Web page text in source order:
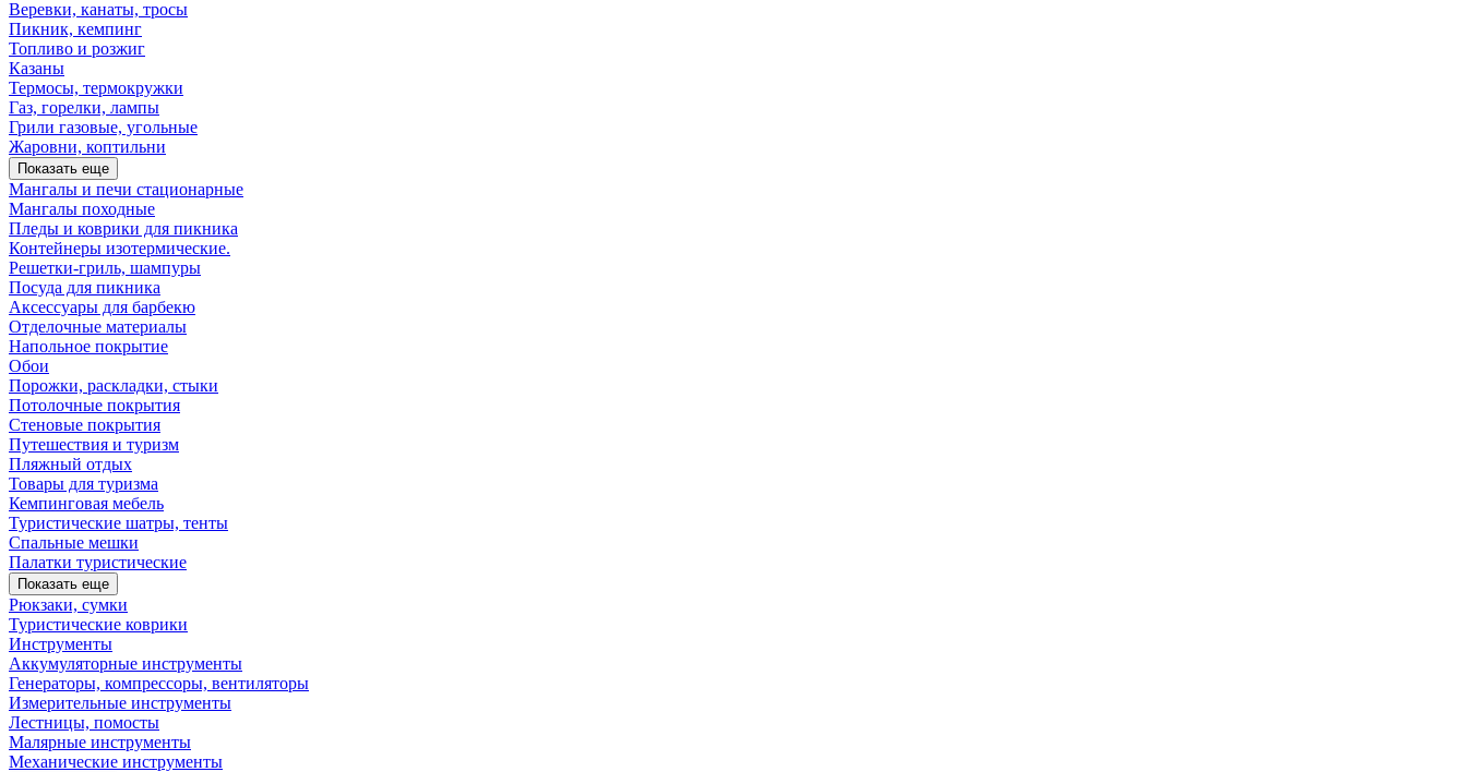
Веревки, канаты, тросы
Пикник, кемпинг
Топливо и розжиг
Казаны
Термосы, термокружки
Газ, горелки, лампы
Грили газовые, угольные
Жаровни, коптильни
Показать еще
Мангалы и печи стационарные
Мангалы походные
Пледы и коврики для пикника
Контейнеры изотермические.
Решетки-гриль, шампуры
Посуда для пикника
Аксессуары для барбекю
Отделочные материалы
Напольное покрытие
Обои
Порожки, раскладки, стыки
Потолочные покрытия
Стеновые покрытия
Путешествия и туризм
Пляжный отдых
Товары для туризма
Кемпинговая мебель
Туристические шатры, тенты
Спальные мешки
Палатки туристические
Показать еще
Рюкзаки, сумки
Туристические коврики
Инструменты
Аккумуляторные инструменты
Генераторы, компрессоры, вентиляторы
Измерительные инструменты
Лестницы, помосты
Малярные инструменты
Механические инструменты